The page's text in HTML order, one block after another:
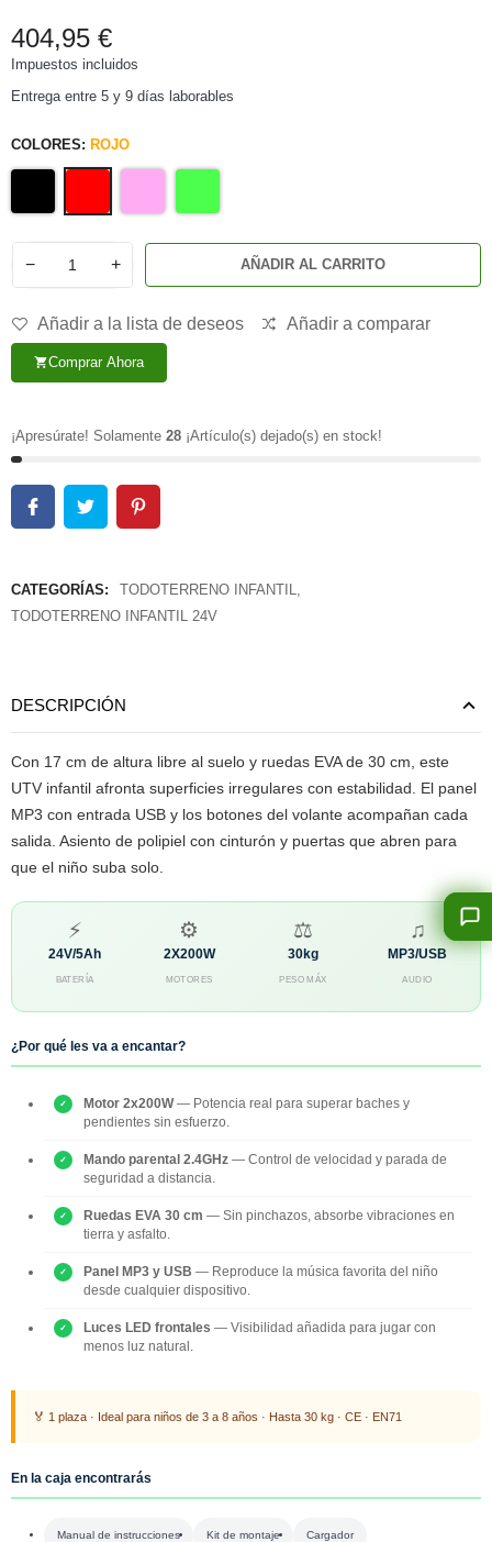
404,95 €
Impuestos incluidos
Entrega entre 5 y 9 días laborables
COLORES: ROJO
− + AÑADIR AL CARRITO
Añadir a la lista de deseos Añadir a comparar
shopping_cartComprar Ahora
¡Apresúrate! Solamente 28 ¡Artículo(s) dejado(s) en stock!
CATEGORÍAS: TODOTERRENO INFANTIL
TODOTERRENO INFANTIL 24V
DESCRIPCIÓN
Con 17 cm de altura libre al suelo y ruedas EVA de 30 cm, este
UTV infantil afronta superficies irregulares con estabilidad. El panel
MP3 con entrada USB y los botones del volante acompañan cada
salida. Asiento de polipiel con cinturón y puertas que abren para
que el niño suba solo.
⚡
24V/5Ah
BATERÍA
⚙
2X200W
MOTORES
⚖
30kg
PESO MÁX
♫
MP3/USB
AUDIO
¿Por qué les va a encantar?
Motor 2x200W— Potencia real para superar baches y
pendientes sin esfuerzo.
Mando parental 2.4GHz — Control de velocidad y parada de
seguridad a distancia.
Ruedas EVA 30 cm — Sin pinchazos, absorbe vibraciones en
tierra y asfalto.
Panel MP3 y USB — Reproduce la música favorita del niño
desde cualquier dispositivo.
Luces LED frontales — Visibilidad añadida para jugar con
menos luz natural.
🏅 1 plaza · Ideal para niños de 3 a 8 años · Hasta 30 kg · CE · EN71
En la caja encontrarás
Manual de instrucciones Kit de montaje Cargador